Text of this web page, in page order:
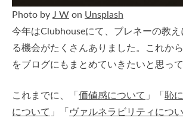
Photo by J W on Unsplash
今年はClubhouseにて、ブレネーの教
る機会がたくさんありました。これか
をブログにもまとめていきたいと思って
これまでに、「 価値感について 」「 恥
について 」「 ヴァルネラビリティにつ